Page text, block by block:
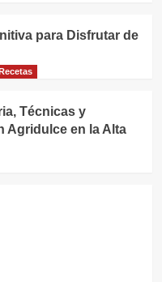
para Disfrutar de
Recetas
Técnicas y
Agridulce en la Alta